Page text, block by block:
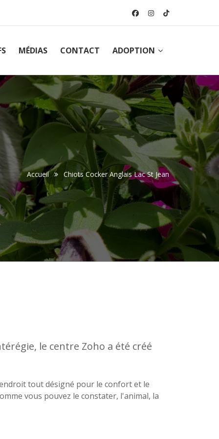
MÉDIAS CONTACT ADOPTION
Accueil Chiots Cocker Anglais Lac St Jean
le centre Zoho a été créé
tout désigné pour le confort et le
vous pouvez le constater, l'animal, la